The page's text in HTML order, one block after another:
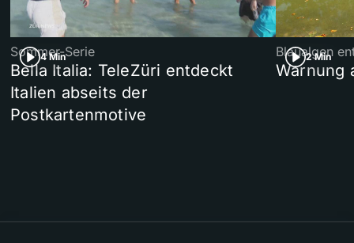
4 Min
Sommer-Serie
Bella Italia: TeleZüri entdeckt
Italien abseits der
Postkartenmotive
2 Min
Blaualgen
Warnung